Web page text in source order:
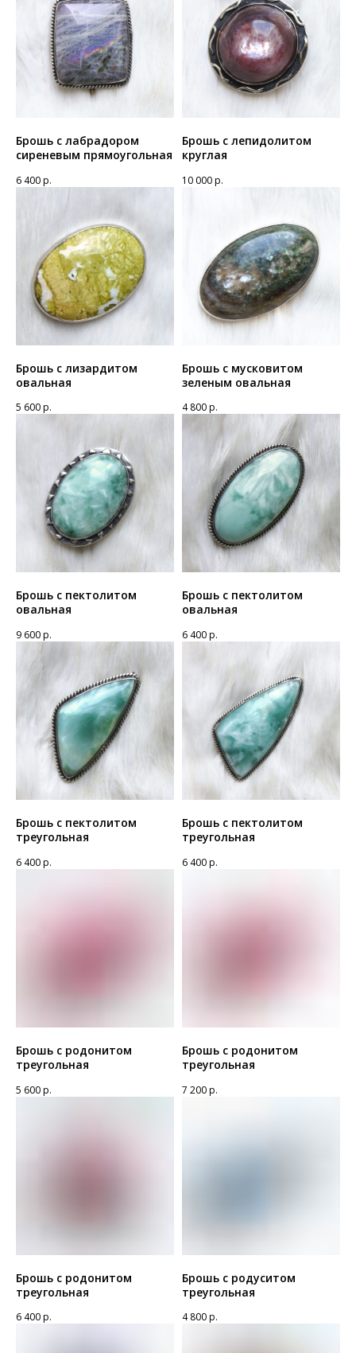
Брошь с лабрадором
сиреневым прямоугольная
6 400р.
Брошь с лепидолитом
круглая
10 000р.
Брошь с лизардитом
овальная
5 600р.
Брошь с мусковитом
зеленым овальная
4 800р.
Брошь с пектолитом
овальная
9 600р.
Брошь с пектолитом
овальная
6 400р.
Брошь с пектолитом
треугольная
6 400р.
Брошь с пектолитом
треугольная
6 400р.
Брошь с родонитом
треугольная
5 600р.
Брошь с родонитом
треугольная
7 200р.
Брошь с родонитом
треугольная
6 400р.
Брошь с родуситом
треугольная
4 800р.